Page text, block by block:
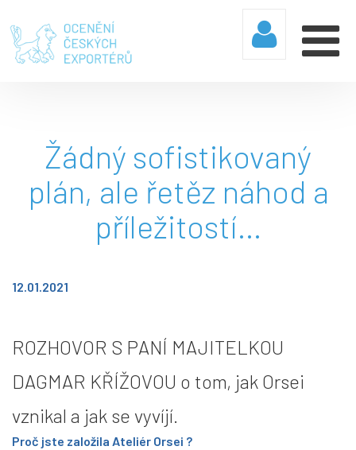
Žádný sofistikovaný
plán, ale řetěz náhod a
příležitostí…
12.01.2021
ROZHOVOR S PANÍ MAJITELKOU
DAGMAR KŘÍŽOVOU o tom, jak Orsei
vznikal a jak se vyvíjí.
Proč jste založila Ateliér Orsei ?